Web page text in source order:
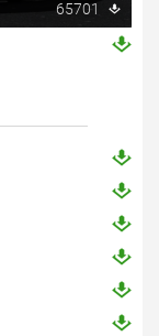
65701